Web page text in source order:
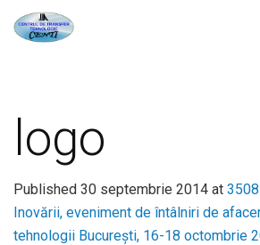
logo
Published 30 septembrie 2014 at
Inovării, eveniment de întâlniri de
tehnologii București, 16-18 octombrie